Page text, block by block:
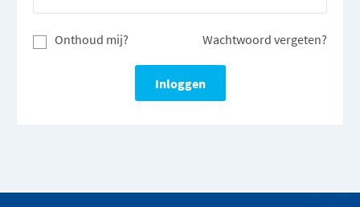
Wachtwoord vergeten?
Onthoud mij?